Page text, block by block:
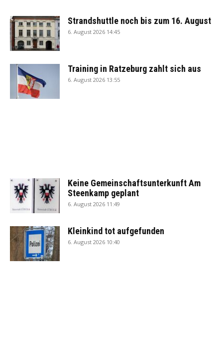
Strandshuttle noch bis zum 16. August
6. August 2026 14:45
Training in Ratzeburg zahlt sich aus
6. August 2026 13:55
Keine Gemeinschaftsunterkunft Am
Steenkamp geplant
6. August 2026 11:49
Kleinkind tot aufgefunden
6. August 2026 10:40